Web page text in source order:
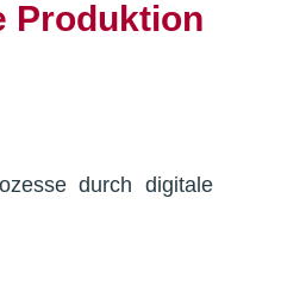
Produktion
durch digitale